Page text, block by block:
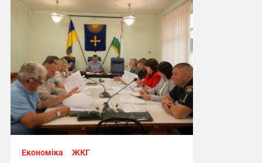
20:58, 23.07.2026
Економіка ЖКГ